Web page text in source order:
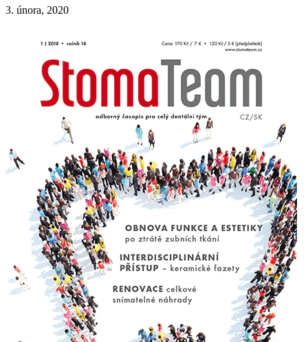
3. února, 2020